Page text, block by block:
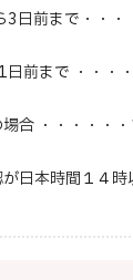
日前まで・・・
前まで ・・・
合 ・・・・・
日本時間１４時